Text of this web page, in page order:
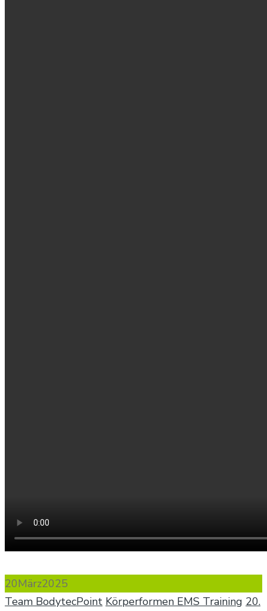
20März2025
Author
Team BodytecPoint Categories
Körperformen EMS Training 20.